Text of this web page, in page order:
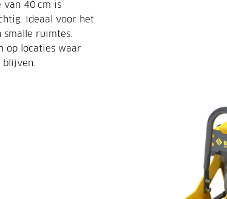
van 40 cm is
Ideaal voor het
smalle ruimtes.
op locaties waar
blijven.